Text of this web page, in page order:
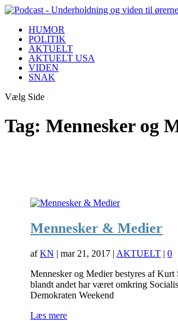
HUMOR
POLITIK
AKTUELT
AKTUELT USA
VIDEN
SNAK
Vælg Side
Tag: Mennesker og
Mennesker & Medier
afKN |mar 21, 2017 | AKTUELT |0
Mennesker og Medier bestyres af Kurt
blandt andet har været omkring
Demokraten Weekend
Læs mere